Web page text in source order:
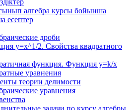
алгебра курсы бойынша
есептер
дроби
y=x^1/2. Свойства квадратного
функция. Функция у=k/x
уравнения
теории делимости
уравнения
задачи по курсу алгебры